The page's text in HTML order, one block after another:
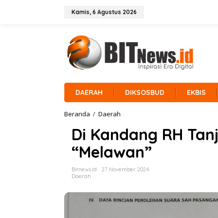
Kamis, 6 Agustus 2026
DAERAH DIKSOSBUD EKBIS
Beranda / Daerah
K
a
n
d
a
R
H
Di Kandang RH
“Melawan”
Bitnews.id
27 November 2024
Daerah